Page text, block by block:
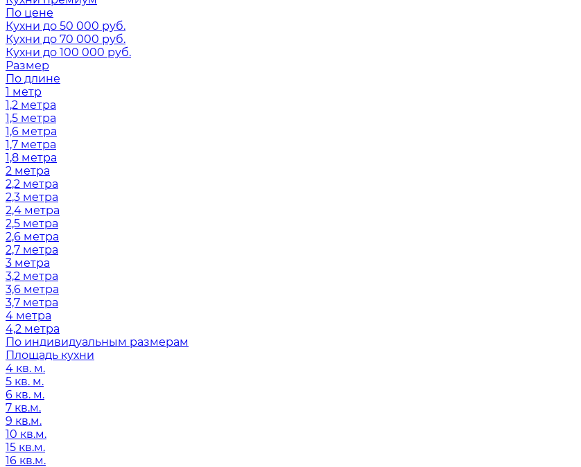
По цене
Кухни до 50 000 руб.
Кухни до 70 000 руб.
Кухни до 100 000 руб.
Размер
По длине
1 метр
1,2 метра
1,5 метра
1,6 метра
1,7 метра
1,8 метра
2 метра
2,2 метра
2,3 метра
2,4 метра
2,5 метра
2,6 метра
2,7 метра
3 метра
3,2 метра
3,6 метра
3,7 метра
4 метра
4,2 метра
По индивидуальным размерам
Площадь кухни
4 кв. м.
5 кв. м.
6 кв. м.
7 кв.м.
9 кв.м.
10 кв.м.
15 кв.м.
16 кв.м.